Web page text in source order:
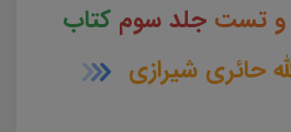
و تستجلد سومکتاب
حائری شیرازی